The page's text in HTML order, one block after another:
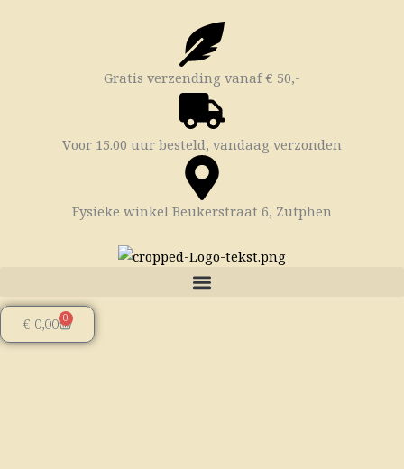
Gratis verzending vanaf € 50,-
Voor 15.00 uur besteld, vandaag verzonden
Fysieke winkel Beukerstraat 6, Zutphen
€ 0,00 0
Winkelwagen